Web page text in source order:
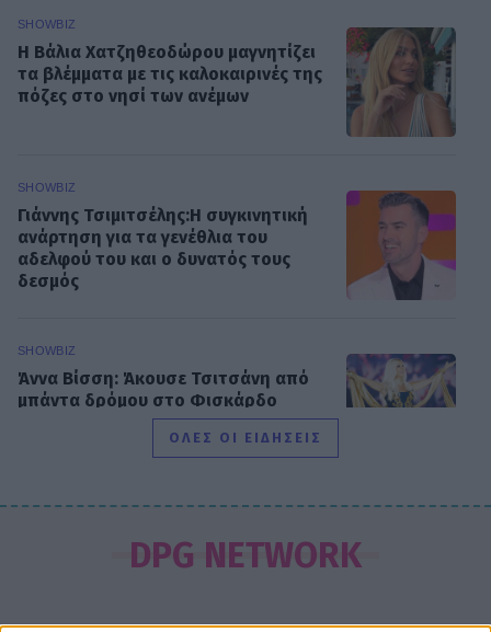
SHOWBIZ
Η Βάλια Χατζηθεοδώρου μαγνητίζει
τα βλέμματα με τις καλοκαιρινές της
πόζες στο νησί των ανέμων
SHOWBIZ
Γιάννης Τσιμιτσέλης:Η συγκινητική
ανάρτηση για τα γενέθλια του
αδελφού του και ο δυνατός τους
δεσμός
SHOWBIZ
Άννα Βίσση: Άκουσε Τσιτσάνη από
μπάντα δρόμου στο Φισκάρδο
Ιωάννα Μπούκη: «"Βασανίζω" τον
Αντώνη Σρόιτερ 15 καλοκαίρια»
ΟΛΕΣ ΟΙ ΕΙΔΗΣΕΙΣ
DPG NETWORK